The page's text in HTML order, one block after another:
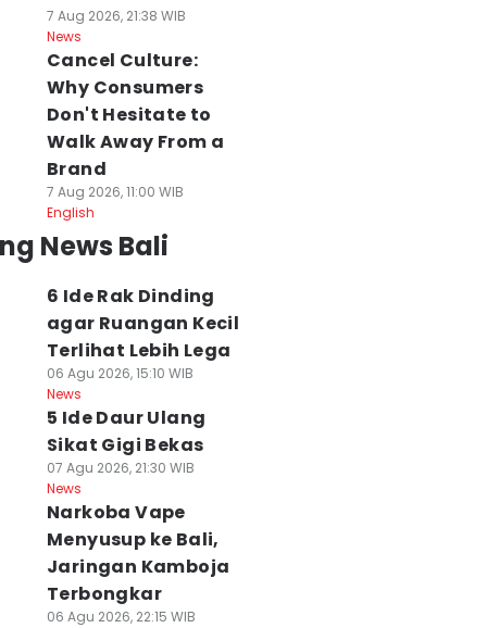
Misterius
Malam
Resahkan
di Marga
Agu 2026, 17:20 WIB
HPV Bisa
SD di Klungkung
07 Agu 2026, 13:22 WIB
News
7 Aug 2026, 21:38 WIB
News
Cancel Culture:
Why Consumers
Don't Hesitate to
Walk Away From a
Brand
7 Aug 2026, 11:00 WIB
English
News Bali
6 Ide Rak Dinding
agar Ruangan Kecil
Terlihat Lebih Lega
06 Agu 2026, 15:10 WIB
News
5 Ide Daur Ulang
Sikat Gigi Bekas
07 Agu 2026, 21:30 WIB
News
Narkoba Vape
Menyusup ke Bali,
Jaringan Kamboja
Terbongkar
06 Agu 2026, 22:15 WIB